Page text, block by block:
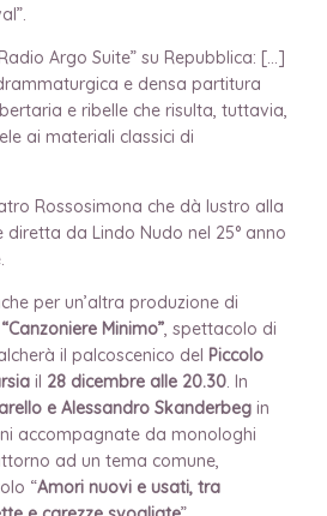
Argo Suite” su Repubblica: […]
e densa partitura
e ribelle che risulta, tuttavia,
ai materiali classici di
Rossosimona che dà lustro alla
da Lindo Nudo nel 25° anno
per un’altra produzione di
“Canzoniere Minimo”, spettacolo di
il palcoscenico del Piccolo
il 28 dicembre alle 20.30. In
e Alessandro Skanderbeg in
accompagnate da monologhi
ad un tema comune,
“Amori nuovi e usati, tra